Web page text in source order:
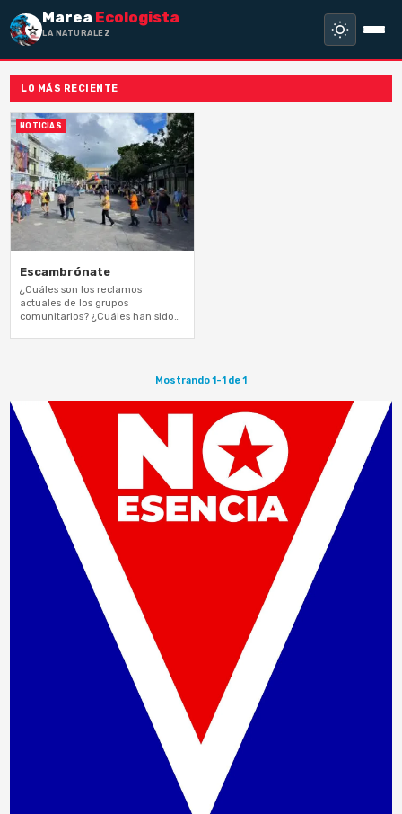
Marea Ecologista
LA NATURALEZA N
LO MÁS RECIENTE
NOTICIAS
Escambrónate
¿Cuáles son los reclamos
actuales de los grupos
comunitarios? ¿Cuáles han sido
Mostrando 1-1 de 1